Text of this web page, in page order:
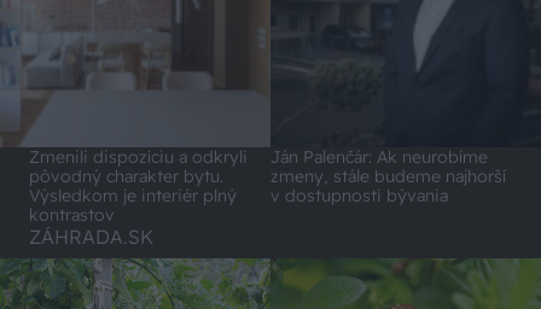
Zmenili dispozíciu a odkryli
pôvodný charakter bytu.
Výsledkom je interiér plný
kontrastov
Ján Palenčár: Ak neurobíme
zmeny, stále budeme najhorší
v dostupnosti bývania
ZÁHRADA.SK